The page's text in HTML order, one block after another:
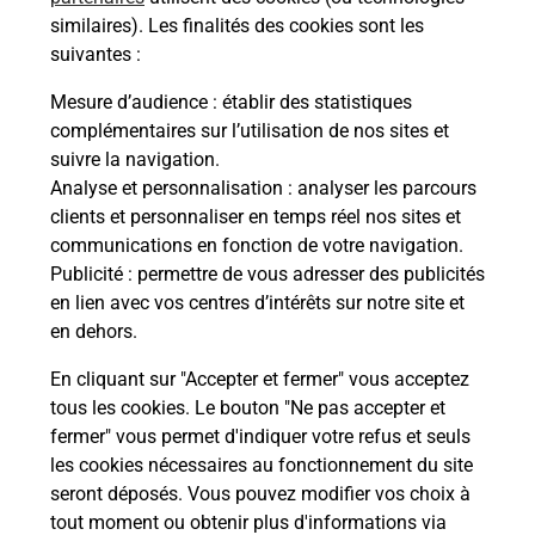
similaires). Les finalités des cookies sont les
suivantes :
Mesure d’audience : établir des statistiques
complémentaires sur l’utilisation de nos sites et
suivre la navigation.
Analyse et personnalisation : analyser les parcours
clients et personnaliser en temps réel nos sites et
communications en fonction de votre navigation.
Publicité : permettre de vous adresser des publicités
en lien avec vos centres d’intérêts sur notre site et
en dehors.
En cliquant sur "Accepter et fermer" vous acceptez
tous les cookies. Le bouton "Ne pas accepter et
fermer" vous permet d'indiquer votre refus et seuls
les cookies nécessaires au fonctionnement du site
seront déposés. Vous pouvez modifier vos choix à
tout moment ou obtenir plus d'informations via
Recherchez un autre point de contact
Questions fréquemment posées
Quel réseau utilise La Poste Mobile ?
Est-ce que je peux garder mon
numéro de mobile gratuitement ?
Est-ce que je peux bénéficier de la 5G
avec La Poste Mobile ?
Est-ce que je peux utiliser mon forfait
à l’étranger avec La Poste Mobile ?